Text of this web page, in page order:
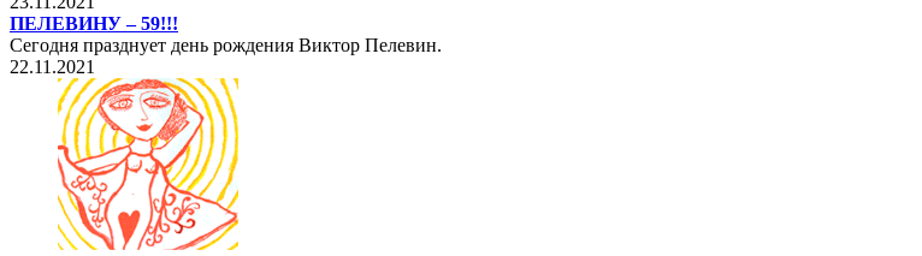
ПЕЛЕВИНУ – 59!!!
Сегодня празднует день рождения Виктор Пелевин.
22.11.2021